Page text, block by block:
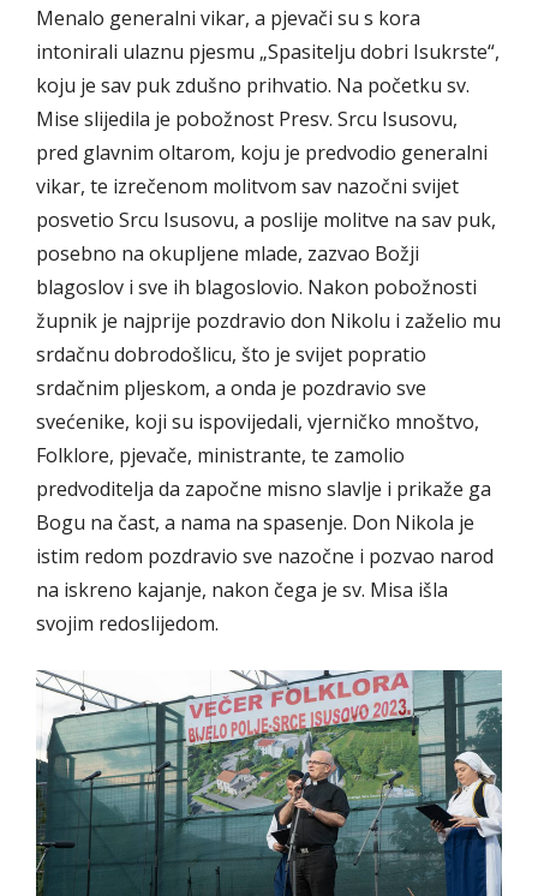
Menalo generalni vikar, a pjevači su s kora
intonirali ulaznu pjesmu „Spasitelju dobri Isukrste“,
koju je sav puk zdušno prihvatio. Na početku sv.
Mise slijedila je pobožnost Presv. Srcu Isusovu,
pred glavnim oltarom, koju je predvodio generalni
vikar, te izrečenom molitvom sav nazočni svijet
posvetio Srcu Isusovu, a poslije molitve na sav puk,
posebno na okupljene mlade, zazvao Božji
blagoslov i sve ih blagoslovio. Nakon pobožnosti
župnik je najprije pozdravio don Nikolu i zaželio mu
srdačnu dobrodošlicu, što je svijet popratio
srdačnim pljeskom, a onda je pozdravio sve
svećenike, koji su ispovijedali, vjerničko mnoštvo,
Folklore, pjevače, ministrante, te zamolio
predvoditelja da započne misno slavlje i prikaže ga
Bogu na čast, a nama na spasenje. Don Nikola je
istim redom pozdravio sve nazočne i pozvao narod
na iskreno kajanje, nakon čega je sv. Misa išla
svojim redoslijedom.